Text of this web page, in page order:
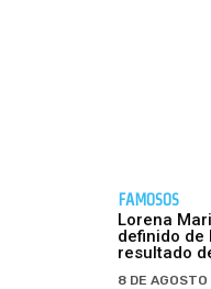
FAMOSOS
Lorena
definido de
resultado
8 DE